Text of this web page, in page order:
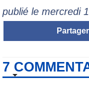
publié le mercredi
7